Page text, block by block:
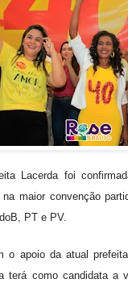
Lacerda foi
maior convenção
PT e PV.
o apoio da atual
terá como candidata a